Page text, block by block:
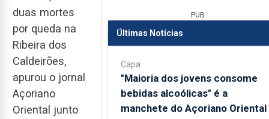
duas mortes
por queda na
Ribeira dos
Caldeirões,
apurou o jornal
Açoriano
Oriental junto
PUB
Últimas Notícias
Capa
"Maioria dos jovens consome
bebidas alcoólicas" é a
manchete do Açoriano Oriental